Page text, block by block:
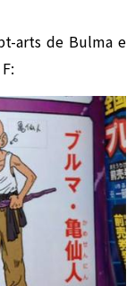
arts de Bulma e